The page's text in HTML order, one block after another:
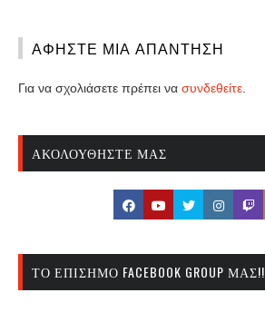
ΑΦΉΣΤΕ ΜΙΑ ΑΠΆΝΤΗΣΗ
Για να σχολιάσετε πρέπει να συνδεθείτε
ΑΚΟΛΟΥΘΉΣΤΕ ΜΑΣ
ΤΟ ΕΠΊΣΗΜΟ FACEBOOK GROUP ΜΑΣ!!